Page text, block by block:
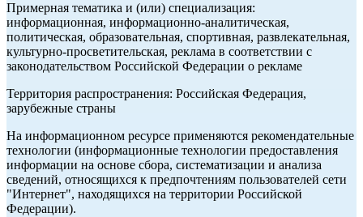
Примерная тематика и (или) специализация:
информационная, информационно-аналитическая,
политическая, образовательная, спортивная, развлекательная,
культурно-просветительская, реклама в соответствии с
законодательством Российской Федерации о рекламе
Территория распространения: Российская Федерация,
зарубежные страны
На информационном ресурсе применяются рекомендательные
технологии (информационные технологии предоставления
информации на основе сбора, систематизации и анализа
сведений, относящихся к предпочтениям пользователей сети
"Интернет", находящихся на территории Российской
Федерации).